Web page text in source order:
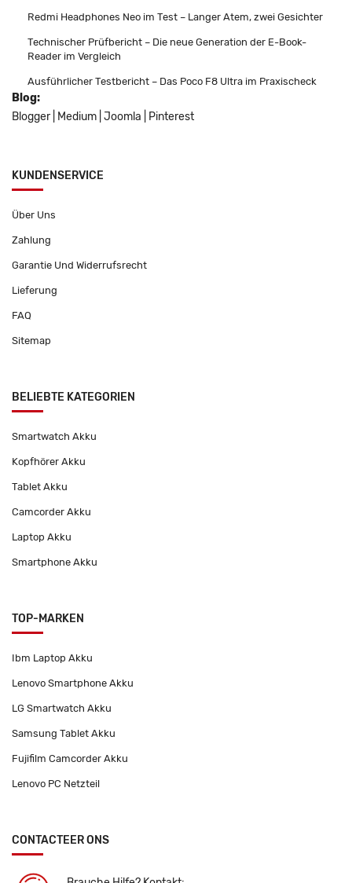
Redmi Headphones Neo im Test – Langer Atem, zwei Gesichter
Technischer Prüfbericht – Die neue Generation der E-Book-
Reader im Vergleich
Ausführlicher Testbericht – Das Poco F8 Ultra im Praxischeck
Blog:
Blogger
Medium Joomla Pinterest
KUNDENSERVICE
Über Uns
Zahlung
Garantie Und Widerrufsrecht
Lieferung
FAQ
Sitemap
BELIEBTE KATEGORIEN
Smartwatch Akku
Kopfhörer Akku
Tablet Akku
Camcorder Akku
Laptop Akku
Smartphone Akku
TOP-MARKEN
Ibm Laptop Akku
Lenovo Smartphone Akku
LG Smartwatch Akku
Samsung Tablet Akku
Fujifilm Camcorder Akku
Lenovo PC Netzteil
CONTACTEER ONS